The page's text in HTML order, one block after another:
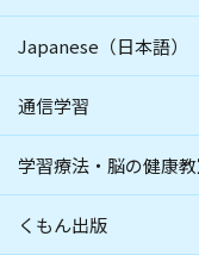
Japanese（日本語）
通信学習
学習療法・脳の健康
くもん出版